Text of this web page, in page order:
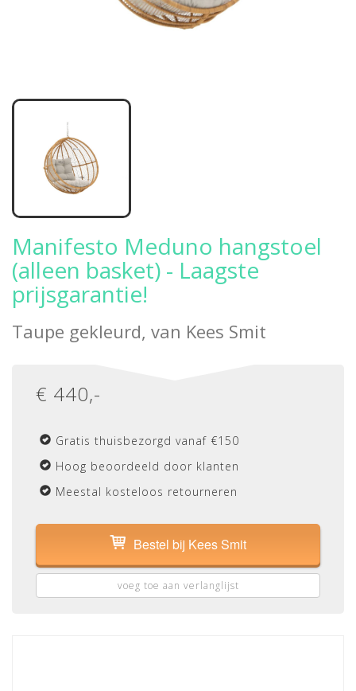
Manifesto Meduno hangstoel
(alleen basket) - Laagste
prijsgarantie!
Taupe gekleurd, van Kees Smit
€ 440,-
Gratis thuisbezorgd vanaf €150
Hoog beoordeeld door klanten
Meestal kosteloos retourneren
Bestel bij Kees Smit
voeg toe aan verlanglijst